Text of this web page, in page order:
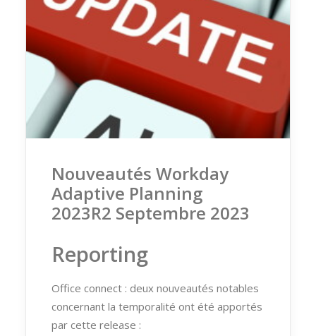
Nouveautés Workday
Adaptive Planning
2023R2 Septembre 2023
Reporting
Office connect : deux nouveautés notables
concernant la temporalité ont été apportés
par cette release :